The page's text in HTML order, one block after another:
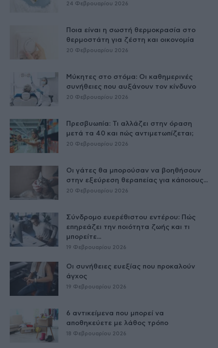
24 Φεβρουαρίου 2026
Ποια είναι η σωστή θερμοκρασία στο
θερμοστάτη για ζέστη και οικονομία
20 Φεβρουαρίου 2026
Μύκητες στο στόμα: Οι καθημερινές
συνήθειες που αυξάνουν τον κίνδυνο
20 Φεβρουαρίου 2026
Πρεσβυωπία: Τι αλλάζει στην όραση
μετά τα 40 και πώς αντιμετωπίζεται;
20 Φεβρουαρίου 2026
Οι γάτες θα μπορούσαν να βοηθήσουν
στην εξεύρεση θεραπείας για κάποιους...
20 Φεβρουαρίου 2026
Σύνδρομο ευερέθιστου εντέρου: Πώς
επηρεάζει την ποιότητα ζωής και τι
μπορείτε...
19 Φεβρουαρίου 2026
Οι συνήθειες ευεξίας που προκαλούν
άγχος
19 Φεβρουαρίου 2026
6 αντικείμενα που μπορεί να
αποθηκεύετε με λάθος τρόπο
18 Φεβρουαρίου 2026